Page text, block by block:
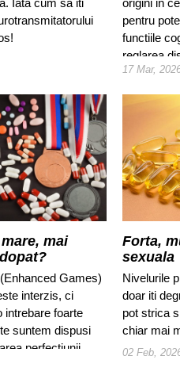
Iata cum sa iti
origini in
pentru
functiile
reglarea
implicatii
17 Mar,
mai
Games)
interzis, ci
intrebare foarte
suntem dispusi
perfectiunii
Forta,
sexuala
Nivelurile
doar iti
pot strica
chiar mai
02 Feb,